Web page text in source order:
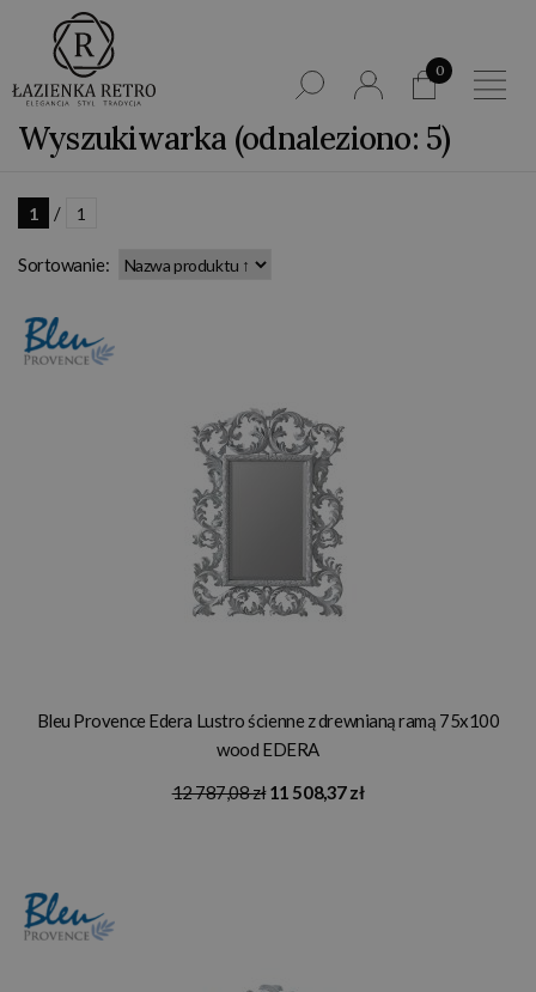
0
Wyszukiwarka (odnaleziono: 5)
1 / 1
Sortowanie:
Bleu Provence Edera Lustro ścienne z drewnianą ramą 75x100
wood EDERA
12 787,08 zł 11 508,37 zł